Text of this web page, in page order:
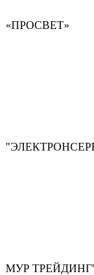
«ПРОСВЕТ»
МУР